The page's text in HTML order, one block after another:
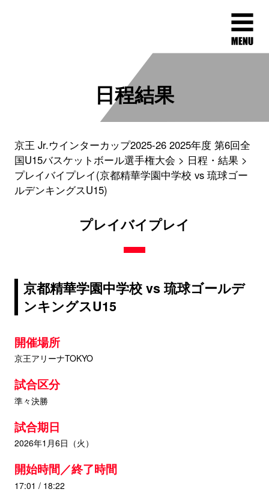
日程結果
京王 Jr.ウインターカップ2025-26 2025年度 第6回全
国U15バスケットボール選手権大会
日程・結果
プレイバイプレイ(京都精華学園中学校 vs 琉球ゴー
ルデンキングスU15)
プレイバイプレイ
京都精華学園中学校 vs 琉球ゴールデ
ンキングスU15
開催場所
京王アリーナTOKYO
試合区分
準々決勝
試合期日
2026年1月6日（火）
開始時間／終了時間
17:01 / 18:22